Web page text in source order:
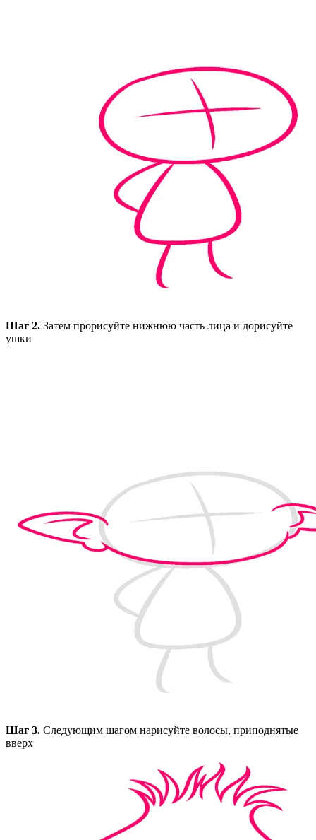
Шаг 2. Затем прорисуйте нижнюю часть лица и дорисуйте
ушки
Шаг 3. Следующим шагом нарисуйте волосы, приподнятые
вверх